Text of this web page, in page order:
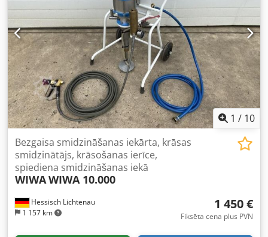
1 / 10
Hessisch Lichtenau
1 157 km
Bezgaisa smidzināšanas iekārta, krāsas
smidzinātājs, krāsošanas ierīce,
spiediena smidzināšanas iekā
WIWAWIWA 10.000
1 450 €
Fiksēta cena plus PVN